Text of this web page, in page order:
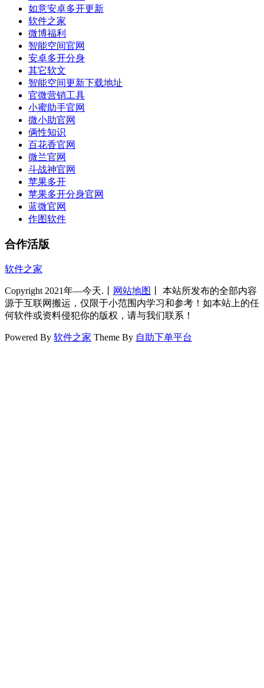
如意安卓多开更新
软件之家
微博福利
智能空间官网
安卓多开分身
其它软文
智能空间更新下载地址
官微营销工具
小蜜助手官网
微小助官网
俩性知识
百花香官网
微兰官网
斗战神官网
苹果多开
苹果多开分身官网
蓝微官网
作图软件
合作活版
软件之家
Copyright 2021年—今天.丨 网站地图
丨 本站所发布的全部内容
源于互联网搬运，仅限于小范围内学习和参考！如本站上的任
何软件或资料侵犯你的版权，请与我们联系！
Powered By 软件之家 Theme By 自助下单平台